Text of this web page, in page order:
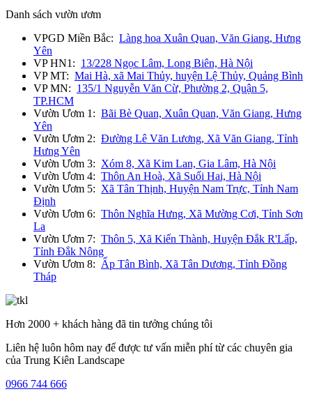
Danh sách vườn ươm
VPGD Miền Bắc: Làng hoa Xuân Quan, Văn Giang, Hưng
Yên
VP HN1: 13/228 Ngọc Lâm, Long Biên, Hà Nội
VP MT: Mai Hà, xã Mai Thủy, huyện Lệ Thủy, Quảng Bình
VP MN: 135/1 Nguyễn Văn Cừ, Phường 2, Quận 5,
TP.HCM
Vườn Ươm 1: Bãi Bè Quan, Xuân Quan, Văn Giang, Hưng
Yên
Vườn Ươm 2: Đường Lê Văn Lương, Xã Văn Giang, Tỉnh
Hưng Yên
Vườn Ươm 3: Xóm 8, Xã Kim Lan, Gia Lâm, Hà Nội
Vườn Ươm 4: Thôn An Hoà, Xã Suối Hai, Hà Nội
Vườn Ươm 5: Xã Tân Thịnh, Huyện Nam Trực, Tỉnh Nam
Định
Vườn Ươm 6: Thôn Nghĩa Hưng, Xã Mường Cơi, Tỉnh Sơn
La
Vườn Ươm 7: Thôn 5, Xã Kiến Thành, Huyện Đắk R'Lấp,
Tỉnh Đắk Nông
Vườn Ươm 8: Ấp Tân Bình, Xã Tân Dương, Tỉnh Đồng
Tháp
Hơn 2000 + khách hàng đã tin tưởng chúng tôi
Liên hệ luôn hôm nay để được tư vấn miễn phí từ các chuyên gia
của Trung Kiên Landscape
0966 744 666